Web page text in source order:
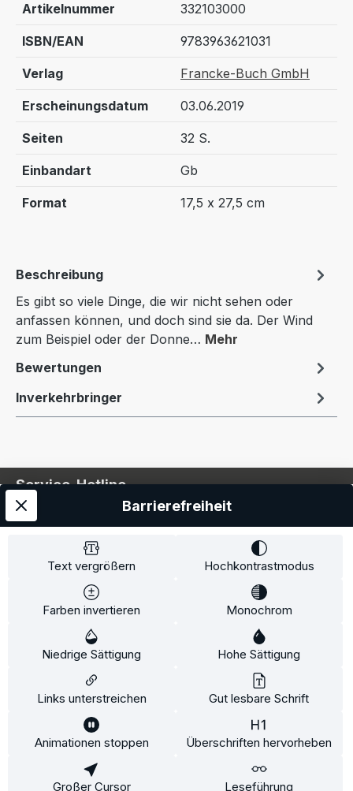
Artikelnummer 332103000
ISBN/EAN 9783963621031
Verlag Francke-Buch GmbH
Erscheinungsdatum 03.06.2019
Seiten 32 S.
Einbandart Gb
Format 17,5 x 27,5 cm
Beschreibung
Es gibt so viele Dinge, die wir nicht sehen oder
anfassen können, und doch sind sie da. Der Wind
zum Beispiel oder der Donne… Mehr
Bewertungen
Inverkehrbringer
Service-Hotline
Service
Information
* Alle Preise inkl. gesetzl. Mehrwertsteuer zzgl.
und ggf. Nachnahmegebühren, wenn
Text vergrößern Hochkontrastmodus
Farben invertieren Monochrom
Niedrige Sättigung Hohe Sättigung
Links unterstreichen Gut lesbare Schrift
Animationen stoppen Überschriften hervorheben
Großer Cursor Leseführung
Barrierefreiheit
Diese Website verwendet Cookies, um eine bestmögliche
Erfahrung bieten zu können.
Mehr Informationen ...